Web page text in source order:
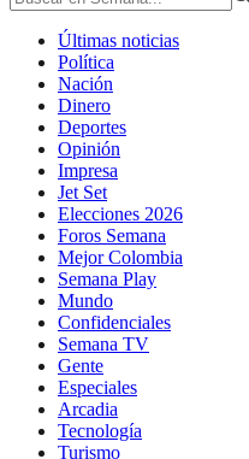
Últimas noticias
Política
Nación
Dinero
Deportes
Opinión
Impresa
Jet Set
Elecciones 2026
Foros Semana
Mejor Colombia
Semana Play
Mundo
Confidenciales
Semana TV
Gente
Especiales
Arcadia
Tecnología
Turismo